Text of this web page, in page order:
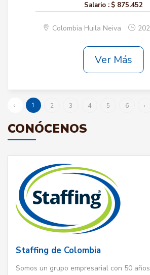
Salario : $ 875.452
Colombia Huila Neiva
Ver Más
‹ 1 2 3 4 5 6 ›
CONÓCENOS
Staffing de Colombia
Somos un grupo empresarial con 50